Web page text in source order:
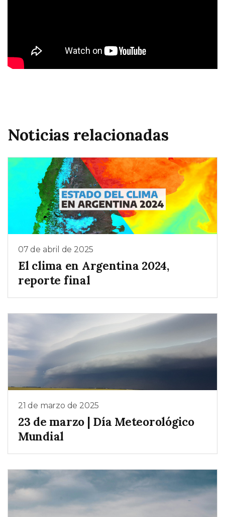
Noticias relacionadas
07 de abril de 2025
El clima en Argentina 2024,
reporte final
21 de marzo de 2025
23 de marzo | Día Meteorológico
Mundial